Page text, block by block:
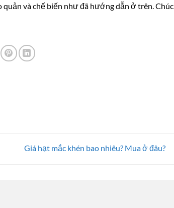
và chế biến như đã hướng dẫn ở trên. Chúc
Giá hạt mắc khén bao nhiêu? Mua ở đâu?